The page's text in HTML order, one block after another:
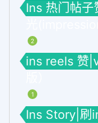
Ins 热门帖
2
ins reels 赞
1
Ins Story|刷